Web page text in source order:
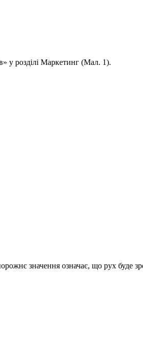
у розділі Маркетинг (Мал. 1).
значення означає, що рух буде